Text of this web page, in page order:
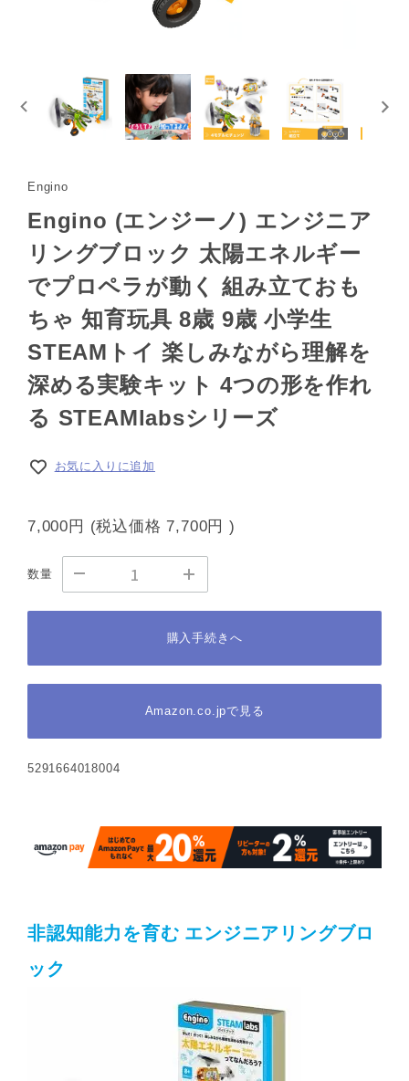
Engino
Engino (エンジーノ) エンジニア
リングブロック 太陽エネルギー
でプロペラが動く 組み立ておも
ちゃ 知育玩具 8歳 9歳 小学生
STEAMトイ 楽しみながら理解を
深める実験キット 4つの形を作れ
る STEAMlabsシリーズ
お気に入りに追加
7,000円 (税込価格 7,700円 )
数量
購入手続きへ
Amazon.co.jpで見る
5291664018004
非認知能力を育む エンジニアリングブロ
ック